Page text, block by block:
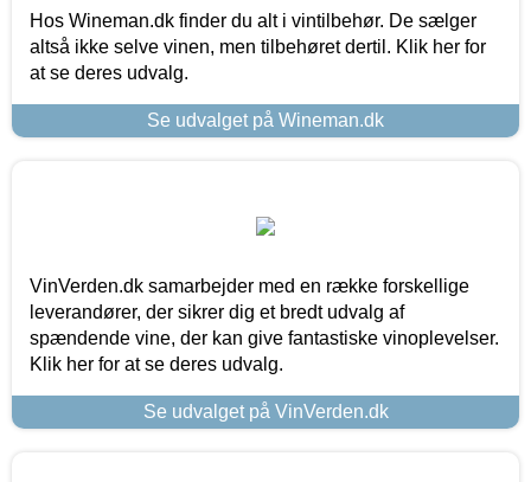
Hos Wineman.dk finder du alt i vintilbehør. De sælger
altså ikke selve vinen, men tilbehøret dertil. Klik her for
at se deres udvalg.
Se udvalget på Wineman.dk
VinVerden.dk samarbejder med en række forskellige
leverandører, der sikrer dig et bredt udvalg af
spændende vine, der kan give fantastiske vinoplevelser.
Klik her for at se deres udvalg.
Se udvalget på VinVerden.dk